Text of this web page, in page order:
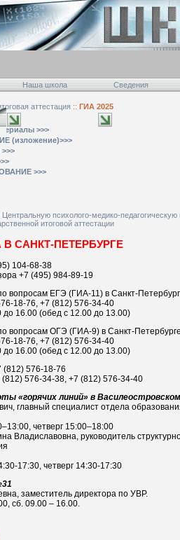
Наша школа Сведения
аттестация :: ГИА 2025
>>>
(изложение)>>>
>>>
психолого-медико-
итоговой аттестации
САНКТ-ПЕТЕРБУРГЕ
104-68-38
+7 (495) 984-89-19
вопросам ЕГЭ (ГИА-11) в Санкт-
18-76, +7 (812) 576-34-40
до 16.00 (обед с 12.00 до 13.00)
вопросам ОГЭ (ГИА-9) в Санкт-
18-76, +7 (812) 576-34-40
до 16.00 (обед с 12.00 до 13.00)
(812) 576-18-76
576-34-38, +7 (812) 576-34-40
«горячих линий» в
главный специалист отдела
четверг 15:00–18:00
Владиславовна, руководитель
17:30, четверг 14:30-17:30
заместитель директора по УВР.
сб. 09.00 – 16.00.